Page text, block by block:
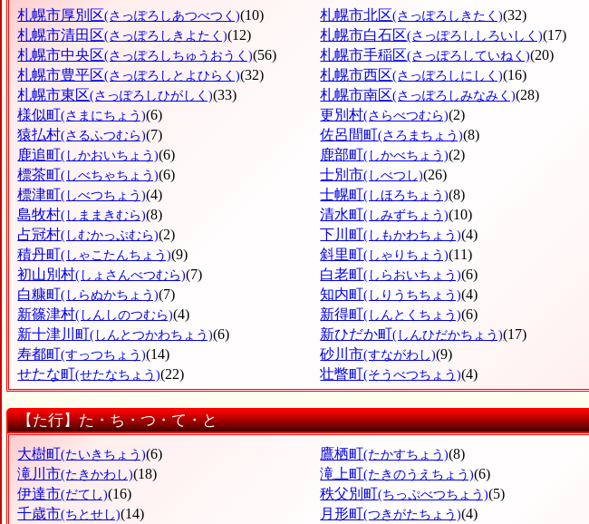
札幌市厚別区(さっぽろしあつべつく)(10) 札幌市北区(さっぽろしきたく)(32)
札幌市清田区(さっぽろしきよたく)(12) 札幌市白石区(さっぽろししろいしく)(17)
札幌市中央区(さっぽろしちゅうおうく)(56) 札幌市手稲区(さっぽろしていねく)(20)
札幌市豊平区(さっぽろしとよひらく)(32) 札幌市西区(さっぽろしにしく)(16)
札幌市東区(さっぽろしひがしく)(33) 札幌市南区(さっぽろしみなみく)(28)
様似町(さまにちょう)(6) 更別村(さらべつむら)(2)
猿払村(さるふつむら)(7) 佐呂間町(さろまちょう)(8)
鹿追町(しかおいちょう)(6) 鹿部町(しかべちょう)(2)
標茶町(しべちゃちょう)(6) 士別市(しべつし)(26)
標津町(しべつちょう)(4) 士幌町(しほろちょう)(8)
島牧村(しままきむら)(8) 清水町(しみずちょう)(10)
占冠村(しむかっぷむら)(2) 下川町(しもかわちょう)(4)
積丹町(しゃこたんちょう)(9) 斜里町(しゃりちょう)(11)
初山別村(しょさんべつむら)(7) 白老町(しらおいちょう)(6)
白糠町(しらぬかちょう)(7) 知内町(しりうちちょう)(4)
新篠津村(しんしのつむら)(4) 新得町(しんとくちょう)(6)
新十津川町(しんとつかわちょう)(6) 新ひだか町(しんひだかちょう)(17)
寿都町(すっつちょう)(14) 砂川市(すながわし)(9)
せたな町(せたなちょう)(22) 壮瞥町(そうべつちょう)(4)
【た行】た・ち・つ・て・と
大樹町(たいきちょう)(6) 鷹栖町(たかすちょう)(8)
滝川市(たきかわし)(18) 滝上町(たきのうえちょう)(6)
伊達市(だてし)(16) 秩父別町(ちっぷべつちょう)(5)
千歳市(ちとせし)(14) 月形町(つきがたちょう)(4)